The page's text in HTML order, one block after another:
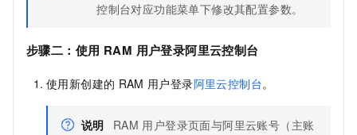
控制台对应功能菜单下修改其配置参数。
步骤二：使用 RAM 用户登录阿里云控制台
使用新创建的 RAM 用户登录阿里云控制台。
说明 RAM 用户登录页面与阿里云账号（主账